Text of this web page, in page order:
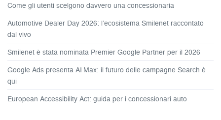
Come gli utenti scelgono davvero una concessionaria
Automotive Dealer Day 2026: l’ecosistema Smilenet raccontato
dal vivo
Smilenet è stata nominata Premier Google Partner per il 2026
Google Ads presenta AI Max: il futuro delle campagne Search è
qui
European Accessibility Act: guida per i concessionari auto